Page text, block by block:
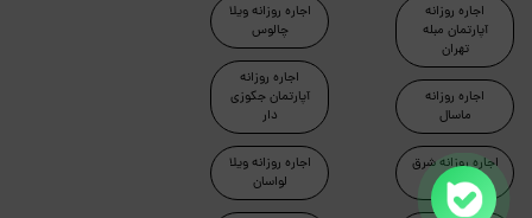
اجاره روزانه
آپارتمان مبله
تهران
اجاره روزانه
ماسال
اجاره روزانه شرق
تهران
اجاره روزانه ویلا
چالوس
اجاره روزانه
آپارتمان جکوزی
دار
اجاره روزانه ویلا
لواسان